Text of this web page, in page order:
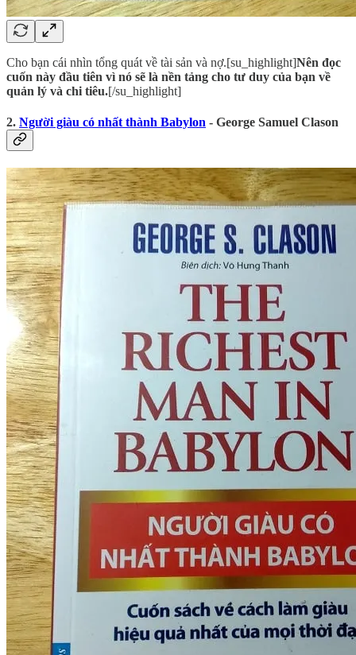
Cho bạn cái nhìn tổng quát về tài sản và nợ.[su_highlight]Nên đọc
cuốn này đầu tiên vì nó sẽ là nền tảng cho tư duy của bạn về
quản lý và chi tiêu.[/su_highlight]
2. Người giàu có nhất thành Babylon - George Samuel Clason